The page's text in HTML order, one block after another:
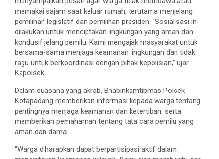
memakai sajam saat keluar rumah, terutama menjelang
pemilihan legislatif dan pemilihan presiden. “Sosialisasi ini
dilakukan untuk menciptakan lingkungan yang aman dan
kondusif jelang pemilu. Kami mengajak masyarakat untuk
bersama-sama menjaga keamanan lingkungan dan tidak
ragu untuk berkoordinasi dengan pihak kepolisian,” ujar
Kapolsek.
Dalam suasana yang akrab, Bhabinkamtibmas Polsek
Kotapadang memberikan informasi kepada warga tentang
pentingnya menjaga keamanan dan ketertiban, serta
memberikan pemahaman tentang tata cara pemilu yang
aman dan damai.
“Warga diharapkan dapat berpartisipasi aktif dalam